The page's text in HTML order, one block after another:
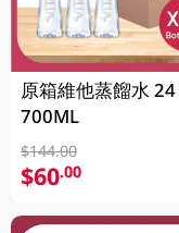
原箱維他蒸餾水 24
700ML
$144.00
$60.00